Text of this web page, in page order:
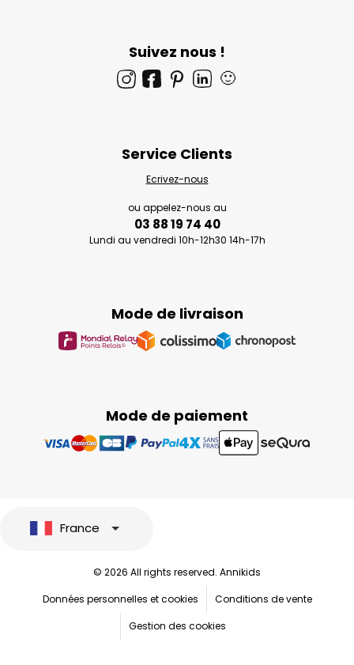
Suivez nous !
🙂
Mode de paiement
Mode de livraison
Service Clients
Ecrivez-nous
ou appelez-nous au
03 88 19 74 40
Lundi au vendredi 10h-12h30 14h-17h
France
© 2026 All rights reserved. Annikids
Données personnelles et cookies
Conditions de vente
Gestion des cookies